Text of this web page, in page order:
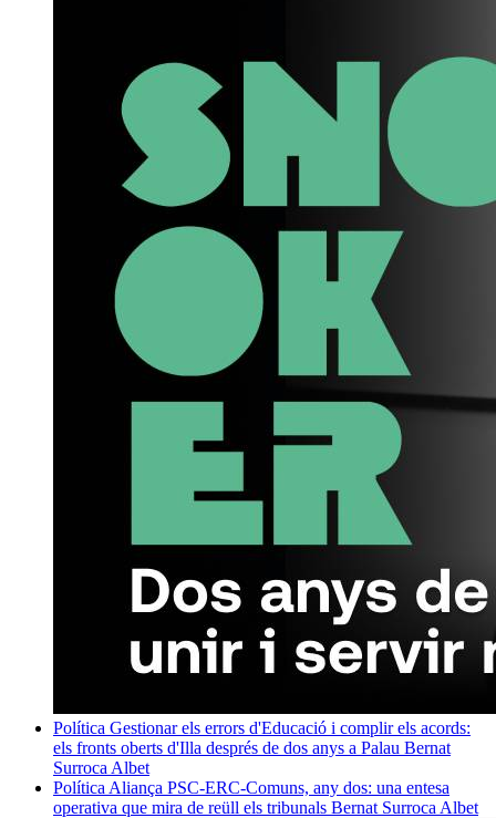
Política Gestionar els errors d'Educació i complir els acords:
els fronts oberts d'Illa després de dos anys a Palau Bernat
Surroca Albet
Política Aliança PSC-ERC-Comuns, any dos: una entesa
operativa que mira de reüll els tribunals Bernat Surroca Albet